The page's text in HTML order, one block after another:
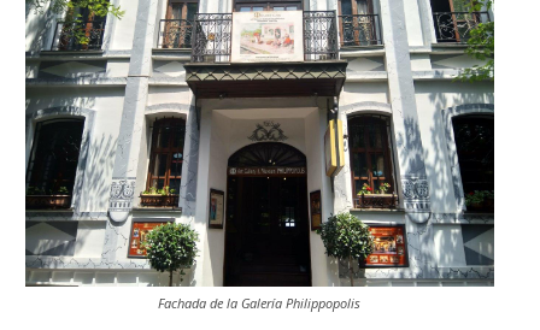
Fachada de la Galería Philippopolis